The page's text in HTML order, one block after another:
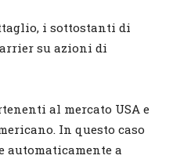
i sottostanti di
su azioni di
al mercato USA e
In questo caso
automaticamente a